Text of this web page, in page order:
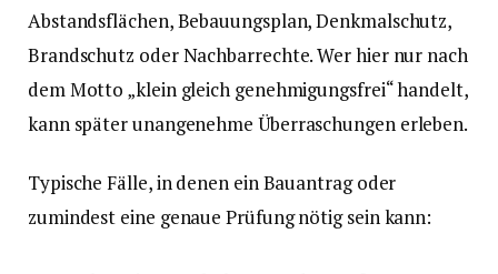
Abstandsflächen, Bebauungsplan, Denkmalschutz,
Brandschutz oder Nachbarrechte. Wer hier nur nach
dem Motto „klein gleich genehmigungsfrei“ handelt,
kann später unangenehme Überraschungen erleben.
Typische Fälle, in denen ein Bauantrag oder
zumindest eine genaue Prüfung nötig sein kann: